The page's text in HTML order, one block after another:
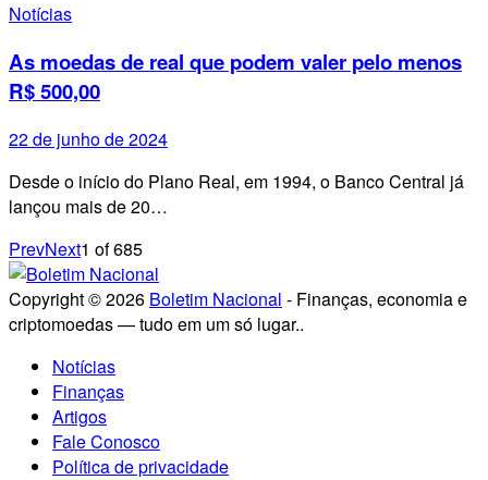
Notícias
As moedas de real que podem valer pelo menos
R$ 500,00
22 de junho de 2024
Desde o início do Plano Real, em 1994, o Banco Central já
lançou mais de 20…
PrevNext1 of685
Copyright © 2026 Boletim Nacional - Finanças, economia e
criptomoedas — tudo em um só lugar..
Notícias
Finanças
Artigos
Fale Conosco
Política de privacidade